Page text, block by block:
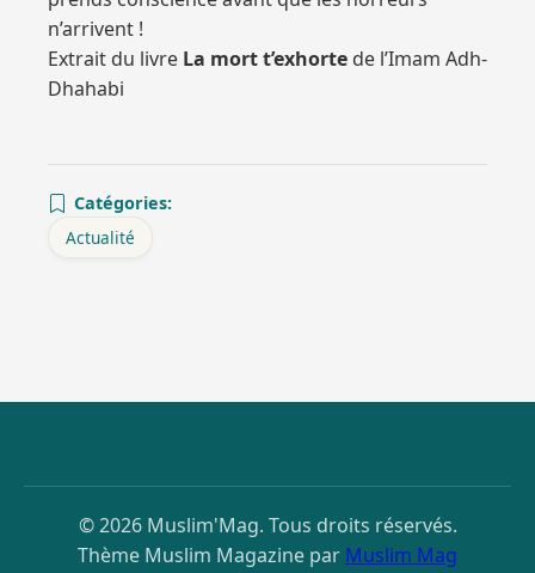
n’arrivent !
Extrait du livre La mort t’exhorte de l’Imam Adh-
Dhahabi
Catégories:
Actualité
© 2026 Muslim'Mag. Tous droits réservés.
Thème Muslim Magazine par Muslim Mag